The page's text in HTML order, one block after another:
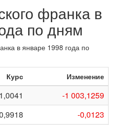
франка в
по дням
в январе 1998 года по
Курс Изменение
1,0041
-1 003,1259
-0,0123